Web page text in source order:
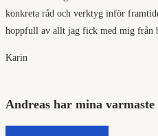
konkreta råd och verktyg inför
hoppfull av allt jag fick med mig från
Karin
Andreas har mina